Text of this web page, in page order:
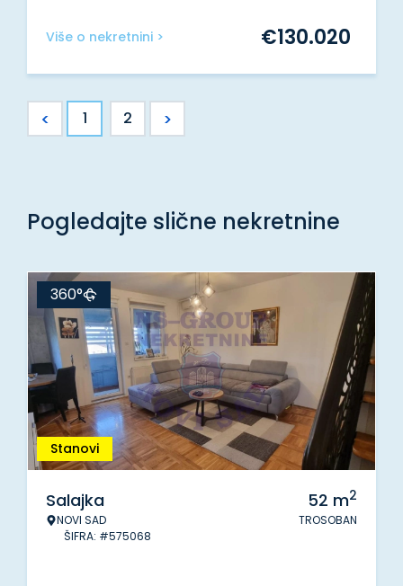
Više o nekretnini > €130.020
< 1 2 >
Pogledajte slične nekretnine
Stanovi
360°
Salajka
NOVI SAD
ŠIFRA: #575068
52 m2
TROSOBAN